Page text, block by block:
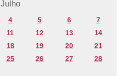
Julho
4 5 6
7
11 12 13
14
18 19 20
21
25 26 27
28